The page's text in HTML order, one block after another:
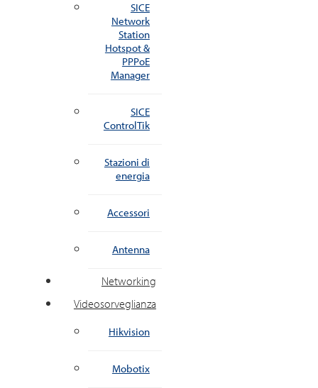
SICE
Network
Station
Hotspot &
PPPoE
Manager
SICE
ControlTik
Stazioni di
energia
Accessori
Antenna
Networking
Videosorveglianza
Hikvision
Mobotix